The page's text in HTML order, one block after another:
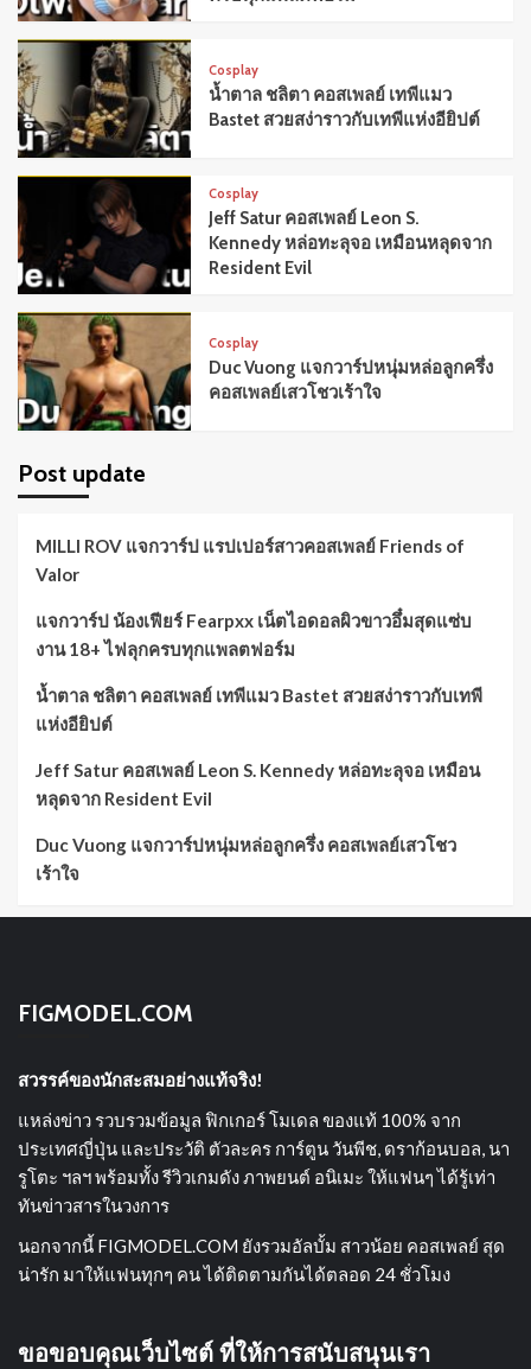
Cosplay
น้ำตาล ชลิตา คอสเพลย์ เทพีแมว
Bastet สวยสง่าราวกับเทพีแห่งอียิปต์
Cosplay
Jeff Satur คอสเพลย์ Leon S.
Kennedy หล่อทะลุจอ เหมือนหลุดจาก
Resident Evil
Cosplay
Duc Vuong แจกวาร์ปหนุ่มหล่อลูกครึ่ง
คอสเพลย์เสวโชวเร้าใจ
Post update
MILLI ROV แจกวาร์ป แรปเปอร์สาวคอสเพลย์ Friends of
Valor
แจกวาร์ป น้องเฟียร์ Fearpxx เน็ตไอดอลผิวขาวอึ๋มสุดแซ่บ
งาน 18+ ไฟลุกครบทุกแพลตฟอร์ม
น้ำตาล ชลิตา คอสเพลย์ เทพีแมว Bastet สวยสง่าราวกับเทพี
แห่งอียิปต์
Jeff Satur คอสเพลย์ Leon S. Kennedy หล่อทะลุจอ เหมือน
หลุดจาก Resident Evil
Duc Vuong แจกวาร์ปหนุ่มหล่อลูกครึ่ง คอสเพลย์เสวโชว
เร้าใจ
FIGMODEL.COM
สวรรค์ของนักสะสมอย่างแท้จริง!
แหล่งข่าว รวบรวมข้อมูล ฟิกเกอร์ โมเดล ของแท้ 100% จาก
ประเทศญี่ปุ่น และประวัติ ตัวละคร การ์ตูน วันพีช, ดราก้อนบอล, นา
รูโตะ ฯลฯ พร้อมทั้ง รีวิวเกมดัง ภาพยนต์ อนิเมะ ให้แฟนๆ ได้รู้เท่า
ทันข่าวสารในวงการ
นอกจากนี้ FIGMODEL.COM ยังรวมอัลบั้ม สาวน้อย คอสเพลย์ สุด
น่ารัก มาให้แฟนทุกๆ คน ได้ติดตามกันได้ตลอด 24 ชั่วโมง
ขอขอบคุณเว็บไซต์ ที่ให้การสนับสนุนเรา